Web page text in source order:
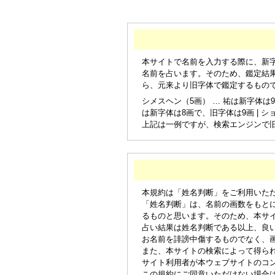
本サイトで名前を入力する際に、新
名前を占います。そのため、鑑定結
ら、元来より旧字体で鑑定するもの
シメスヘン（5画） … 祐は新字体は
は新字体は8画で、旧字体は9画 | シ
上記は一例ですが、検索エンジン
本規約は「姓名判断」をご利用いた
「姓名判断」は、名前の画数をも
るものと思います。そのため、本サ
占い結果は姓名判断である以上、良
お名前を誹謗中傷するものでなく、
また、本サイトの検索によって得ら
サイト利用者が本ウェブサイトのコ